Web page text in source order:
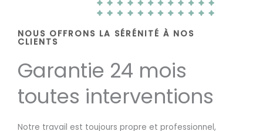
NOUS OFFRONS LA SÉRÉNITÉ À NOS
CLIENTS
Garantie 24 mois
toutes interventions
Notre travail est toujours propre et professionnel,